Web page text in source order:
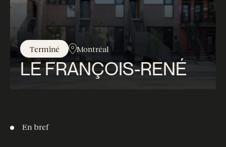
Terminé Montréal
LE FRANÇOIS-RENÉ
En bref